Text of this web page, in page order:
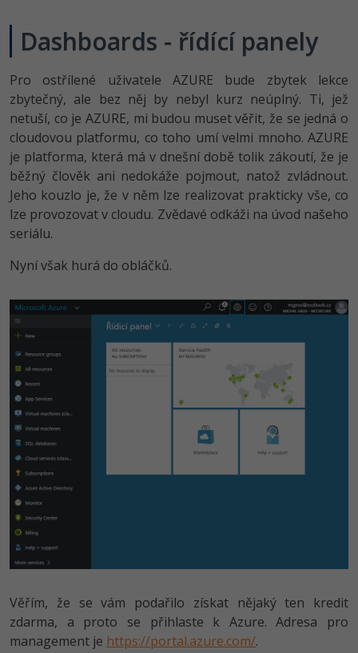
Dashboards - řídící panely
Pro ostřílené uživatele AZURE bude zbytek lekce
zbytečný, ale bez něj by nebyl kurz neúplný. Ti, jež
netuší, co je AZURE, mi budou muset věřit, že se jedná o
cloudovou platformu, co toho umí velmi mnoho. AZURE
je platforma, která má v dnešní době tolik zákoutí, že je
běžný člověk ani nedokáže pojmout, natož zvládnout.
Jeho kouzlo je, že v něm lze realizovat prakticky vše, co
lze provozovat v cloudu. Zvědavé odkáži na úvod našeho
seriálu.
Nyní však hurá do obláčků.
Věřím, že se vám podařilo získat nějaký ten kredit
zdarma, a proto se přihlaste k Azure. Adresa pro
management je https://portal.azure.com/.